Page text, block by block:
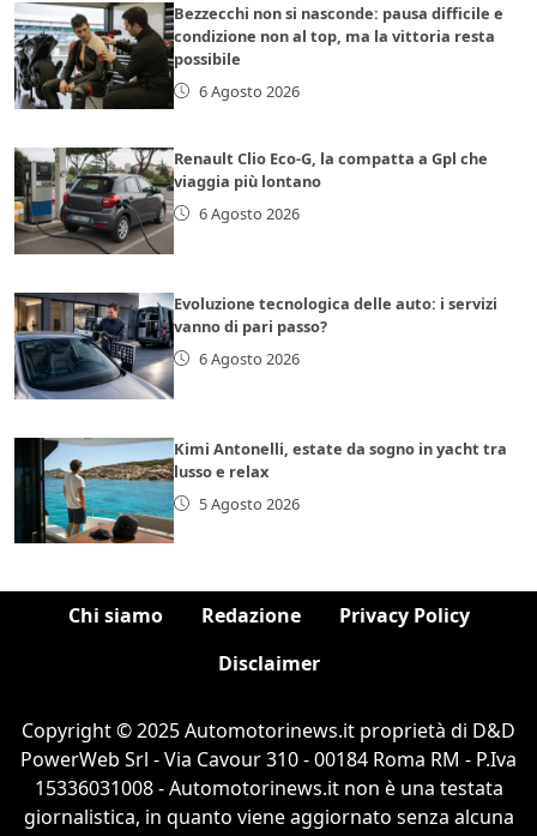
Bezzecchi non si nasconde: pausa difficile e
condizione non al top, ma la vittoria resta
possibile
6 Agosto 2026
Renault Clio Eco-G, la compatta a Gpl che
viaggia più lontano
6 Agosto 2026
Evoluzione tecnologica delle auto: i servizi
vanno di pari passo?
6 Agosto 2026
Kimi Antonelli, estate da sogno in yacht tra
lusso e relax
5 Agosto 2026
Chi siamo Redazione
Privacy Policy
Disclaimer
Copyright © 2025 Automotorinews.it proprietà di D&D
PowerWeb Srl - Via Cavour 310 - 00184 Roma RM - P.Iva
15336031008 - Automotorinews.it non è una testata
giornalistica, in quanto viene aggiornato senza alcuna